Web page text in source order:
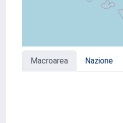
Macroarea Nazione